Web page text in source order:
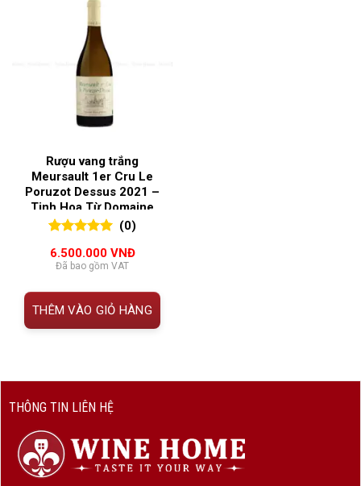
Rượu vang trắng
Meursault 1er Cru Le
Poruzot Dessus 2021 –
Tinh Hoa Từ Domaine
Rémi Jobard
đánh giá
(0)
6.500.000 VNĐ
Đã bao gồm VAT
THÊM VÀO GIỎ HÀNG
THÔNG TIN LIÊN HỆ